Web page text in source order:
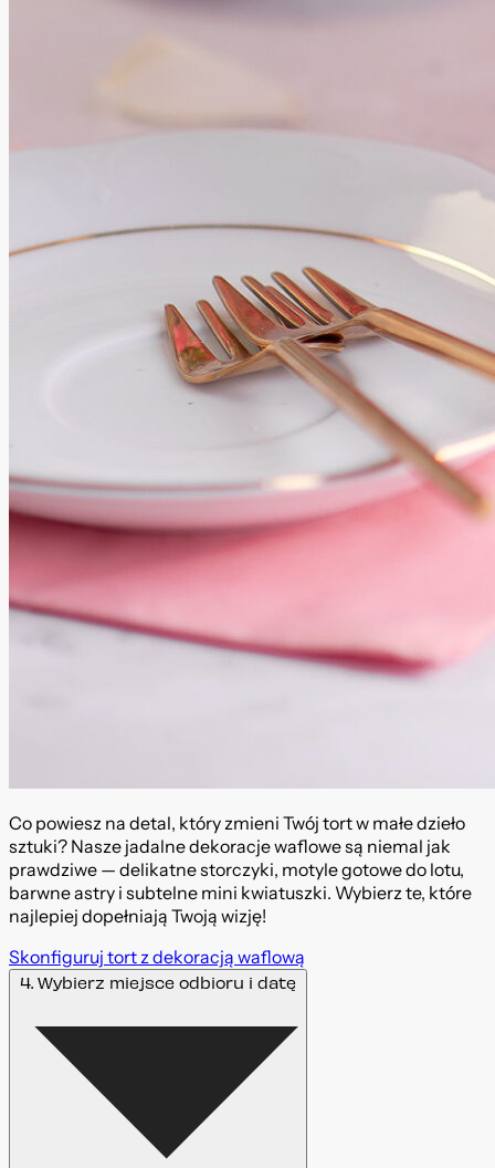
Co powiesz na detal, który zmieni Twój tort w małe dzieło
sztuki? Nasze jadalne dekoracje waflowe są niemal jak
prawdziwe — delikatne storczyki, motyle gotowe do lotu,
barwne astry i subtelne mini kwiatuszki. Wybierz te, które
najlepiej dopełniają Twoją wizję!
Skonfiguruj tort z dekoracją waflową
4. Wybierz miejsce odbioru i datę